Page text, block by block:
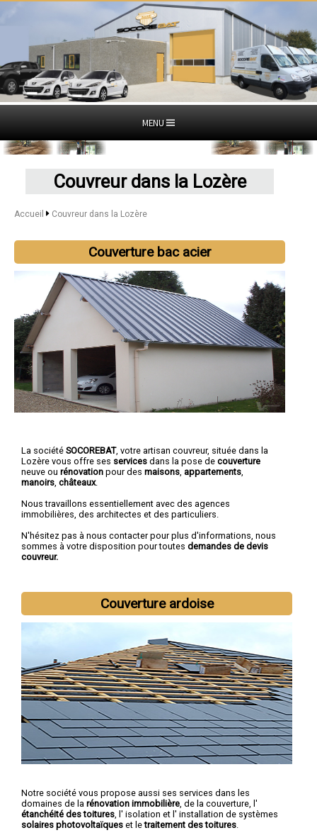
MENU
Couvreur dans la Lozère
Accueil Couvreur dans la Lozère
Couverture bac acier
La société SOCOREBAT, votre artisan couvreur, située dans la
Lozère vous offre ses services dans la pose de couverture
neuve ou rénovation pour des maisons appartements
manoirs châteaux.
Nous travaillons essentiellement avec des agences
immobilières, des architectes et des particuliers.
N'hésitez pas à nous contacter pour plus d'informations, nous
sommes à votre disposition pour toutes demandes de devis
couvreur.
Couverture ardoise
Notre société vous propose aussi ses services dans les
domaines de la rénovation immobilière, de la couverture, l'
étanchéité des toitures, l' isolation et l' installation de systèmes
solaires photovoltaïques et letraitement des toitures.